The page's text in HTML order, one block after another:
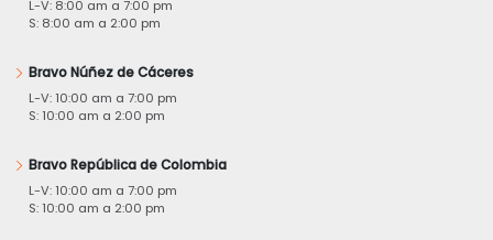
L-V: 8:00 am a 7:00 pm
S: 8:00 am a 2:00 pm
Bravo Núñez de Cáceres
L-V: 10:00 am a 7:00 pm
S: 10:00 am a 2:00 pm
Bravo República de Colombia
L-V: 10:00 am a 7:00 pm
S: 10:00 am a 2:00 pm